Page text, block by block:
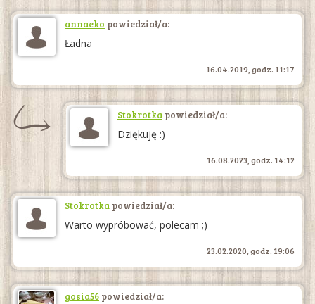
annaeko powiedział/a:
Ładna
16.04.2019, godz. 11:17
Stokrotka powiedział/a:
Dziękuję :)
16.08.2023, godz. 14:12
Stokrotka powiedział/a:
Warto wypróbować, polecam ;)
23.02.2020, godz. 19:06
gosia56 powiedział/a: